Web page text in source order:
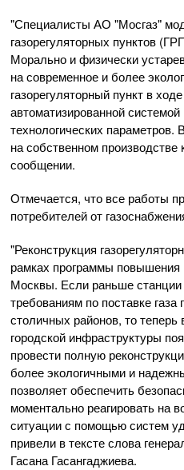
"Специалисты АО "Мосгаз"
газорегуляторных пунктов
Морально и физически
на современное и более
газорегуляторный пункт в
автоматизированной
технологических параметров.
на собственном производстве
сообщении.
Отмечается, что все работы
потребителей от
"Реконструкция
рамках программы повышения
Москвы. Если раньше станции
требованиям по поставке
столичных районов, то теперь
городской инфраструктуры
провести полную
более экологичными и
позволяет обеспечить
моментально реагировать на
ситуации с помощью систем
привели в тексте слова
Гасана Гасангаджиева.